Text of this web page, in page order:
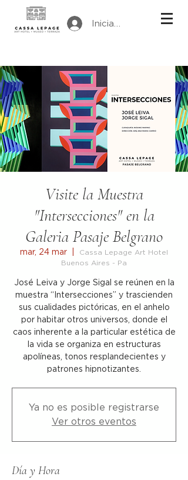
Iniciar sesión
Visite la Muestra
"Intersecciones" en la
Galeria Pasaje Belgrano
mar, 24 mar
Cassa Lepage Art Hotel
Buenos Aires - Pa
José Leiva y Jorge Sigal se reúnen en la
muestra “Intersecciones” y trascienden
sus cualidades pictóricas, en el anhelo
por habitar otros universos, donde el
caos inherente a la particular estética de
la vida se organiza en estructuras
apolíneas, tonos resplandecientes y
patrones hipnotizantes.
Ya no es posible registrarse
Ver otros eventos
Día y Hora